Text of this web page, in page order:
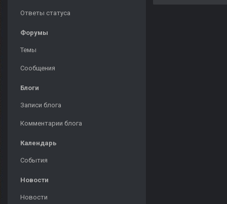
Ответы статуса
Форумы
Темы
Сообщения
Блоги
Записи блога
Комментарии блога
Календарь
События
Новости
Новости